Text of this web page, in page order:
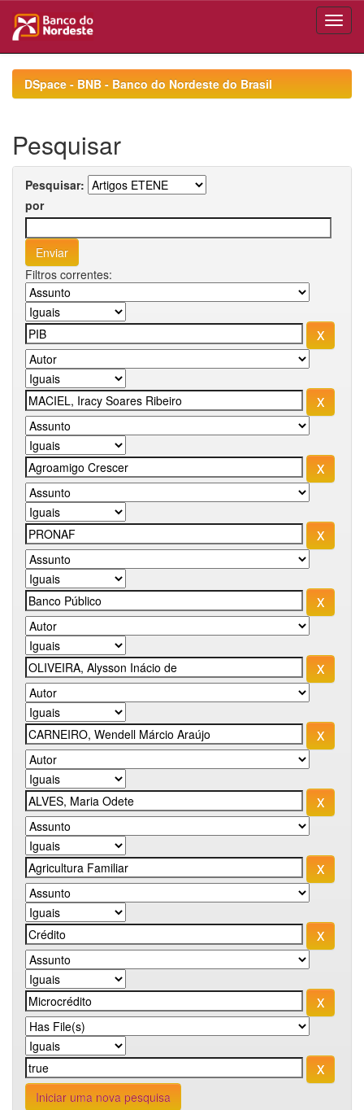
navigationDSpace - BNB - Banco do Nordeste do Brasil
Pesquisar
Pesquisar:
por
Filtros correntes:
Iniciar uma nova pesquisa